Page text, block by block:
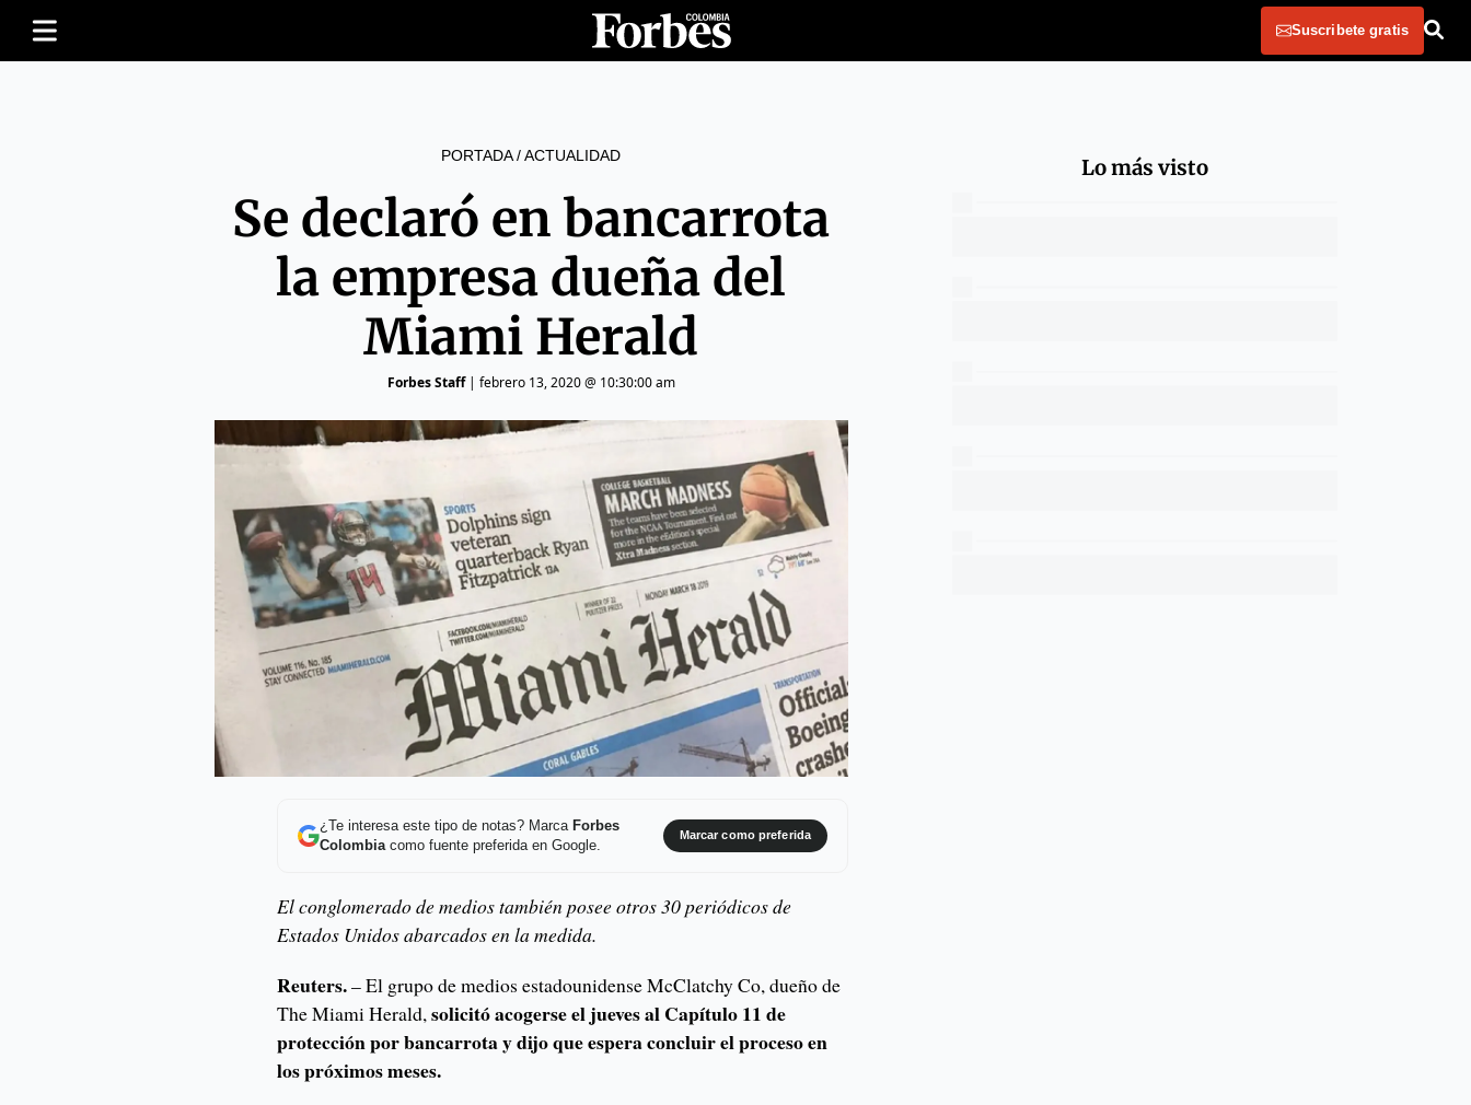
Suscribete gratis
PORTADA/ACTUALIDAD
Se declaró en bancarrota
la empresa dueña del
Miami Herald
Forbes Staff| febrero 13, 2020 @ 10:30:00 am
¿Te interesa este tipo de notas? Marca Forbes
Colombiacomo fuente preferida en Google.
Marcar como preferida
El conglomerado de medios también posee otros 30 periódicos de
Estados Unidos abarcados en la medida.
Reuters.– El grupo de medios estadounidense McClatchy Co, dueño de
The Miami Herald,solicitó acogerse el jueves al Capítulo 11 de
protección por bancarrota y dijo que espera concluir el proceso en
los próximos meses.
Lo más visto